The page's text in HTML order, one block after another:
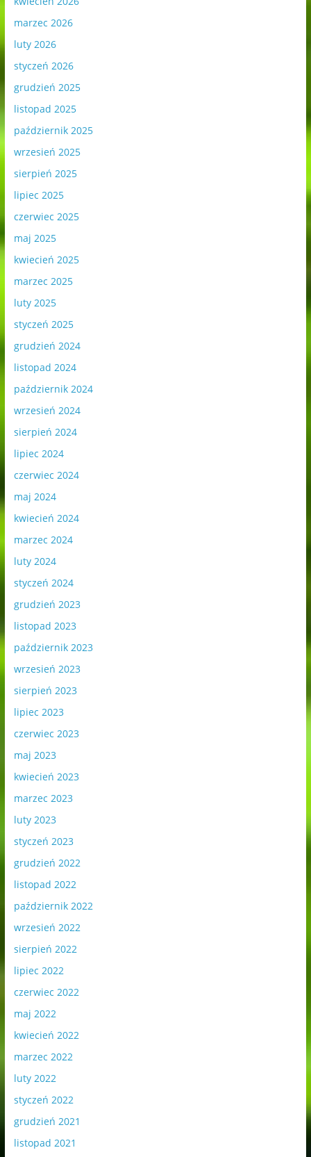
marzec 2026
luty 2026
styczeń 2026
grudzień 2025
listopad 2025
październik 2025
wrzesień 2025
sierpień 2025
lipiec 2025
czerwiec 2025
maj 2025
kwiecień 2025
marzec 2025
luty 2025
styczeń 2025
grudzień 2024
listopad 2024
październik 2024
wrzesień 2024
sierpień 2024
lipiec 2024
czerwiec 2024
maj 2024
kwiecień 2024
marzec 2024
luty 2024
styczeń 2024
grudzień 2023
listopad 2023
październik 2023
wrzesień 2023
sierpień 2023
lipiec 2023
czerwiec 2023
maj 2023
kwiecień 2023
marzec 2023
luty 2023
styczeń 2023
grudzień 2022
listopad 2022
październik 2022
wrzesień 2022
sierpień 2022
lipiec 2022
czerwiec 2022
maj 2022
kwiecień 2022
marzec 2022
luty 2022
styczeń 2022
grudzień 2021
listopad 2021